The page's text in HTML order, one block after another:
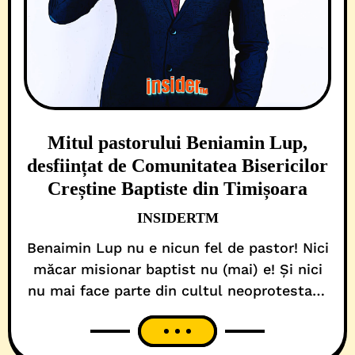
Mitul pastorului Beniamin Lup,
desființat de Comunitatea Bisericilor
Creștine Baptiste din Timișoara
INSIDERTM
Benaimin Lup nu e nicun fel de pastor! Nici
măcar misionar baptist nu (mai) e! Și nici
nu mai face parte din cultul neoprotestant
– cel puțin, nu în România! El doar a lăsat
să se înțeleagă, peste tot pe unde a